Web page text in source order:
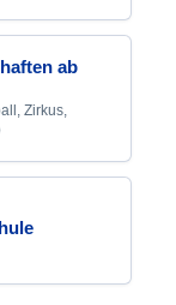
ab
Zirkus,